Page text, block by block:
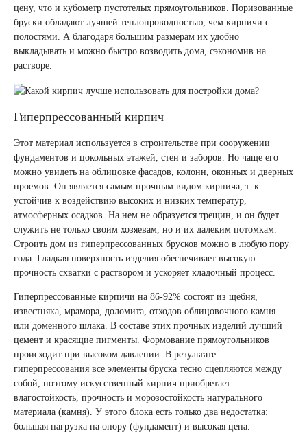
цену, что и кубометр пустотелых прямоугольников. Поризованные
бруски обладают лучшей теплопроводностью, чем кирпичи с
полостями. А благодаря большим размерам их удобно
выкладывать и можно быстро возводить дома, сэкономив на
растворе.
Гиперпрессованный кирпич
Этот материал используется в строительстве при сооружении
фундаментов и цокольных этажей, стен и заборов. Но чаще его
можно увидеть на облицовке фасадов, колонн, оконных и дверных
проемов. Он является самым прочным видом кирпича, т. к.
устойчив к воздействию высоких и низких температур,
атмосферных осадков. На нем не образуется трещин, и он будет
служить не только своим хозяевам, но и их далеким потомкам.
Строить дом из гиперпрессованных брусков можно в любую пору
года. Гладкая поверхность изделия обеспечивает высокую
прочность схватки с раствором и ускоряет кладочный процесс.
Гиперпрессованные кирпичи на 86-92% состоят из щебня,
известняка, мрамора, доломита, отходов облицовочного камня
или доменного шлака. В составе этих прочных изделий лучший
цемент и красящие пигменты. Формование прямоугольников
происходит при высоком давлении. В результате
гиперпрессования все элементы бруска тесно сцепляются между
собой, поэтому искусственный кирпич приобретает
влагостойкость, прочность и морозостойкость натурального
материала (камня). У этого блока есть только два недостатка:
большая нагрузка на опору (фундамент) и высокая цена.